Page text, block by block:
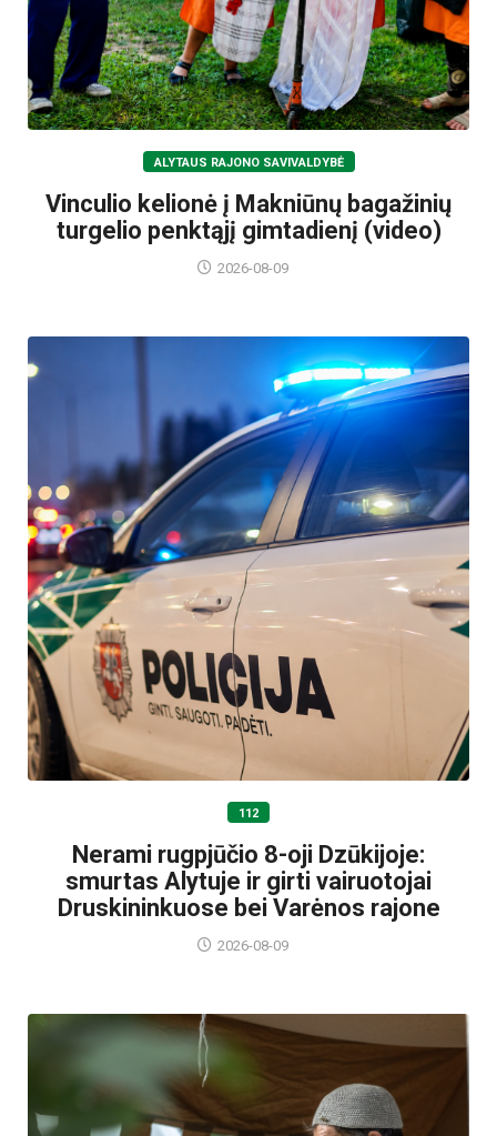
ALYTAUS RAJONO SAVIVALDYBĖ
Vinculio kelionė į Makniūnų bagažinių
turgelio penktąjį gimtadienį (video)
2026-08-09
112
Nerami rugpjūčio 8-oji Dzūkijoje:
smurtas Alytuje ir girti vairuotojai
Druskininkuose bei Varėnos rajone
2026-08-09